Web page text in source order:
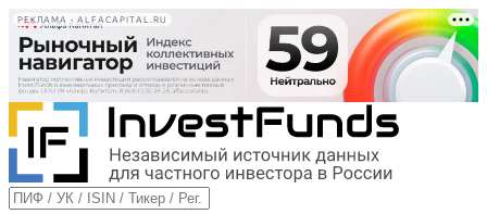
РЕКЛАМА • ALFACAPITAL.RU